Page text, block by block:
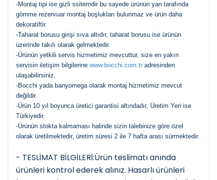
-Montaj tipi ise gizli ssitemdir bu sayede ürünün yan tarafında
gömme rezervuar montaj boşlukları bulunmaz ve ürün daha
dekoratiftir.
-Taharat borusu girişi sıva altıdır, taharat borusu ise ürünün
üzerinde takılı olarak gelmektedir.
-Ürünün yetkili servis hizmetimiz mevcuttur, size en yakın
servisin iletişim bilgilerine www.bocchi.com.tr adresinden
ulaşabilirsiniz.
-Bocchi yada banyomega olarak montaj hizmetimiz mevcut
değildir.
-Ürün 10 yıl boyunca üretici garantisi altındadır, Üretim Yeri ise
Türkiyedir.
-Ürünün stokta kalmaması halinde sizin talebinize göre özel
olarak üretilmektedir, üretim süresi 2 ile 7 hafta arası sürmektedir.
- TESLİMAT BİLGİLERİ:Ürün teslimatı anında
ürünleri kontrol ederek alınız. Hasarlı ürünleri